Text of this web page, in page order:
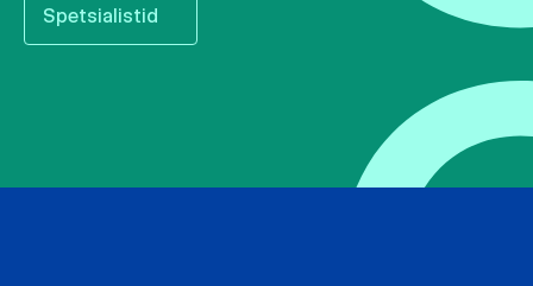
Spetsialistid